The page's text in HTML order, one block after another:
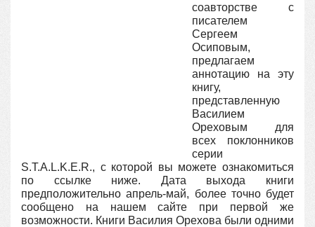
соавторстве с
писателем
Сергеем
Осиповым,
предлагаем
аннотацию на эту
книгу,
представленную
Василием
Ореховым для
всех поклонников
серии
S.T.A.L.K.E.R., с которой вы можете ознакомиться
по ссылке ниже. Дата выхода книги
предположительно апрель-май, более точно будет
сообщено на нашем сайте при первой же
возможности. Книги Василия Орехова были одними